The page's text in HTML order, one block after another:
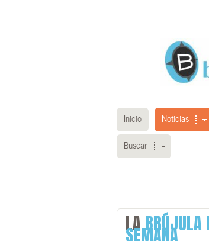
Inicio Noticias
Buscar
LABRÚJULA
SEMANA